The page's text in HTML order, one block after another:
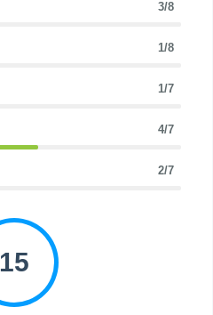
3/8
1/8
1/7
4/7
2/7
15